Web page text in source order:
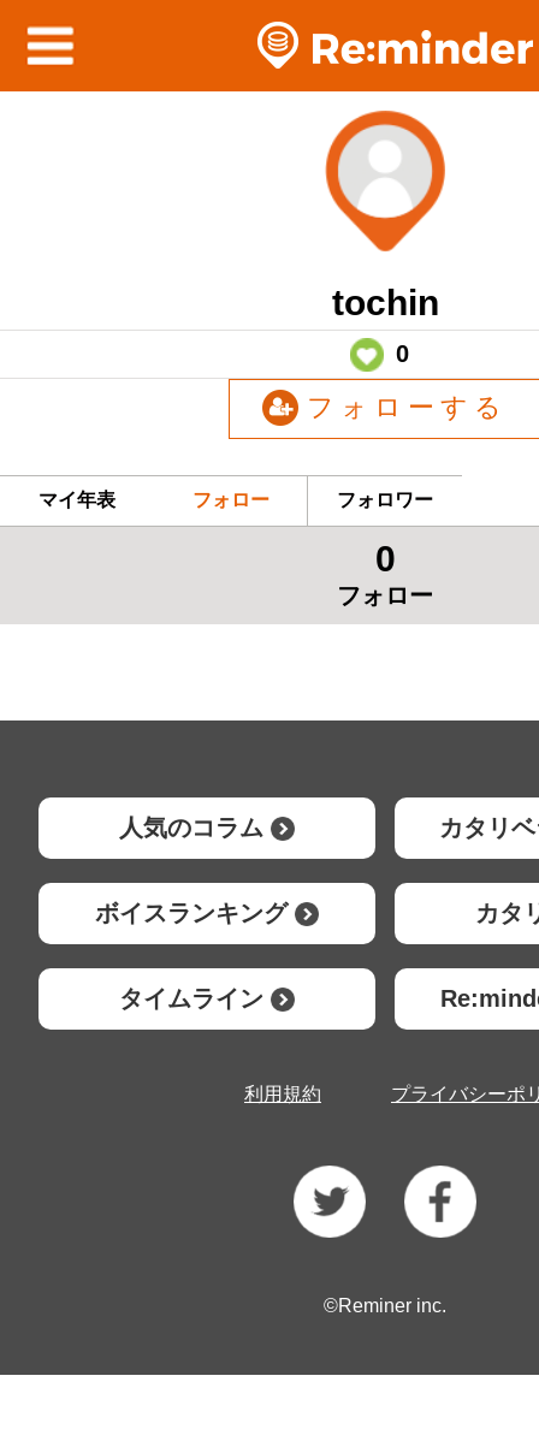
tochin
0
フォローする
マイ年表 フォロー フォロワー
0
フォロー
人気のコラム カタリ
ボイスランキング カタ
タイムライン
利用規約 プライバシーポ
©Reminer inc.